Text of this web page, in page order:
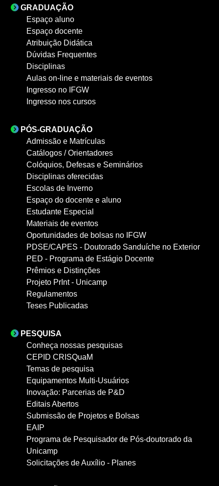
GRADUAÇÃO
Espaço aluno
Espaço docente
Atribuição Didática
Dúvidas Frequentes
Disciplinas
Aulas on-line e materiais de eventos
Ingresso no IFGW
Ingresso nos cursos
PÓS-GRADUAÇÃO
Admissão e Matrículas
Catálogos / Orientadores
Colóquios, Defesas e Seminários
Disciplinas oferecidas
Escolas de Inverno
Espaço do docente e aluno
Estudante Especial
Materiais de eventos
Oportunidades de bolsas no IFGW
PDSE/CAPES - Doutorado Sanduíche no Exterior
PED - Programa de Estágio Docente
Prêmios e Distinções
Projeto PrInt - Unicamp
Regulamentos
Teses Publicadas
PESQUISA
Conheça nossas pesquisas
CEPID CRISQuaM
Temas de pesquisa
Equipamentos Multi-Usuários
Inovação: Parcerias de P&D
Editais Abertos
Submissão de Projetos e Bolsas
EAIP
Programa de Pesquisador de Pós-doutorado da
Unicamp
Solicitações de Auxílio - Planes